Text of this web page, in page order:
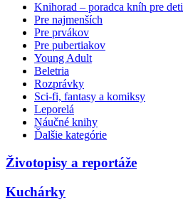
Knihorad – poradca kníh pre deti
Pre najmenších
Pre prvákov
Pre pubertiakov
Young Adult
Beletria
Rozprávky
Sci-fi, fantasy a komiksy
Leporelá
Náučné knihy
Ďalšie kategórie
Životopisy a reportáže
Kuchárky